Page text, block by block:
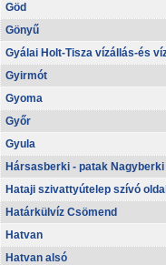
Göd
Gönyű
Gyálai Holt-Tisza vízállás-és
Gyirmót
Gyoma
Győr
Gyula
Hársasberki - patak Nagyberki
Hataji szivattyútelep szívó
Határkülvíz Csömend
Hatvan
Hatvan alsó